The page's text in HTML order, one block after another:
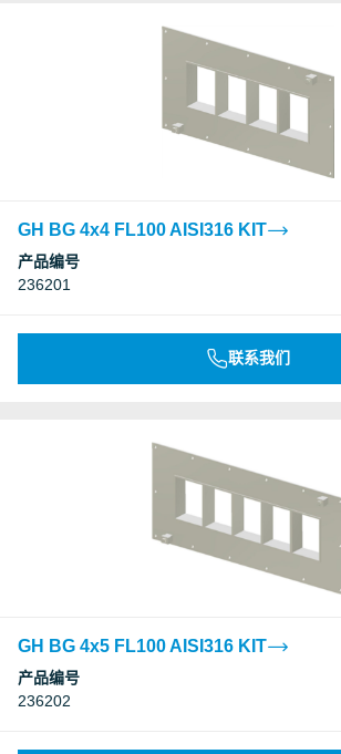
GH BG 4x4 FL100 AISI316 KIT
产品编号
236201
联系我们
GH BG 4x5 FL100 AISI316 KIT
产品编号
236202